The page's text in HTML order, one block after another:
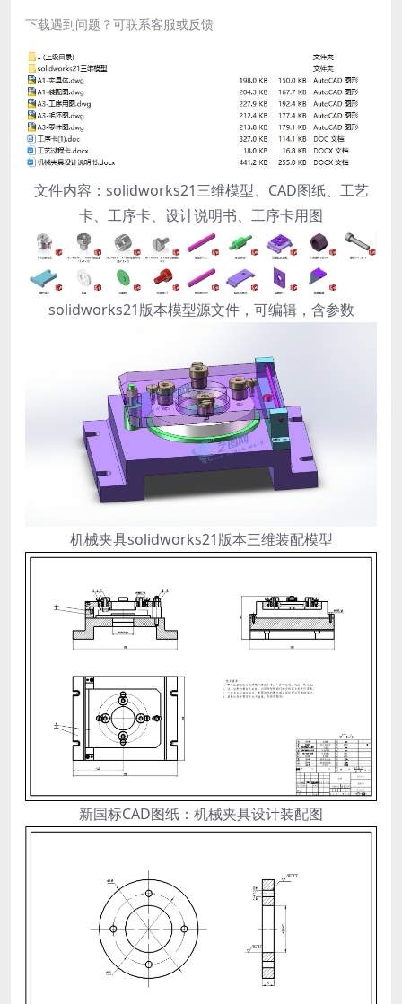
下载遇到问题？可联系客服或反馈
文件内容：solidworks21三维模型、CAD图纸、工艺
卡、工序卡、设计说明书、工序卡用图
solidworks21版本模型源文件，可编辑，含参数
机械夹具solidworks21版本三维装配模型
新国标CAD图纸：机械夹具设计装配图